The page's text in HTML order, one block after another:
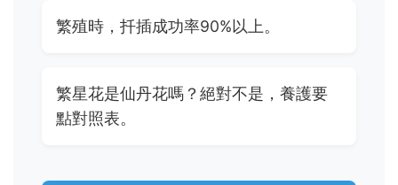
繁殖時，扦插成功率90%以上。
繁星花是仙丹花嗎？絕對不是，養護要
點對照表。